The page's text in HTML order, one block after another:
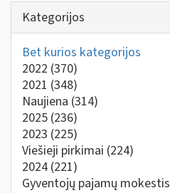
Kategorijos
Bet kurios kategorijos
2022 (370)
2021 (348)
Naujiena (314)
2025 (236)
2023 (225)
Viešieji pirkimai (224)
2024 (221)
Gyventojų pajamų mokestis